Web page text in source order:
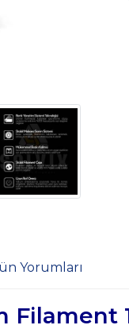
Yorumları
Filament